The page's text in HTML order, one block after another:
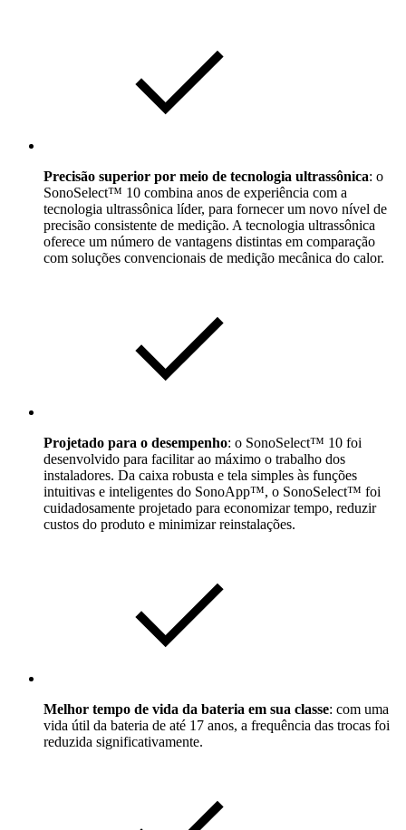
Precisão superior por meio de tecnologia ultrassônica: o
SonoSelect™ 10 combina anos de experiência com a
tecnologia ultrassônica líder, para fornecer um novo nível de
precisão consistente de medição. A tecnologia ultrassônica
oferece um número de vantagens distintas em comparação
com soluções convencionais de medição mecânica do calor.
Projetado para o desempenho: o SonoSelect™ 10 foi
desenvolvido para facilitar ao máximo o trabalho dos
instaladores. Da caixa robusta e tela simples às funções
intuitivas e inteligentes do SonoApp™, o SonoSelect™ foi
cuidadosamente projetado para economizar tempo, reduzir
custos do produto e minimizar reinstalações.
Melhor tempo de vida da bateria em sua classe: com uma
vida útil da bateria de até 17 anos, a frequência das trocas foi
reduzida significativamente.